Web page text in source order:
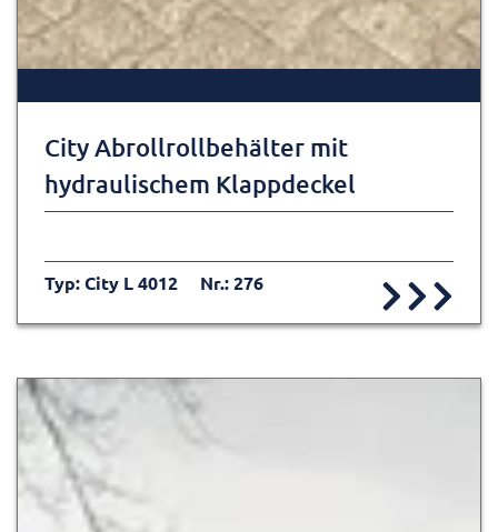
City Abrollrollbehälter mit
hydraulischem Klappdeckel
Typ: City L 4012 Nr.: 276
Zur Detailseite